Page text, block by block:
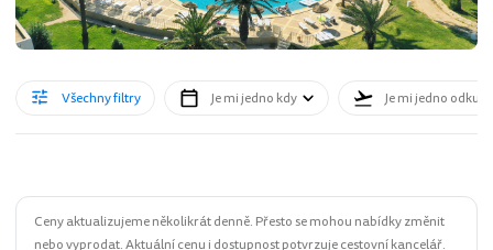
Všechny filtry Je mi jedno kdy Je mi jedno odkud
Ceny aktualizujeme několikrát denně. Přesto se mohou nabídky změnit
nebo vyprodat. Aktuální cenu i dostupnost potvrzuje cestovní kancelář.